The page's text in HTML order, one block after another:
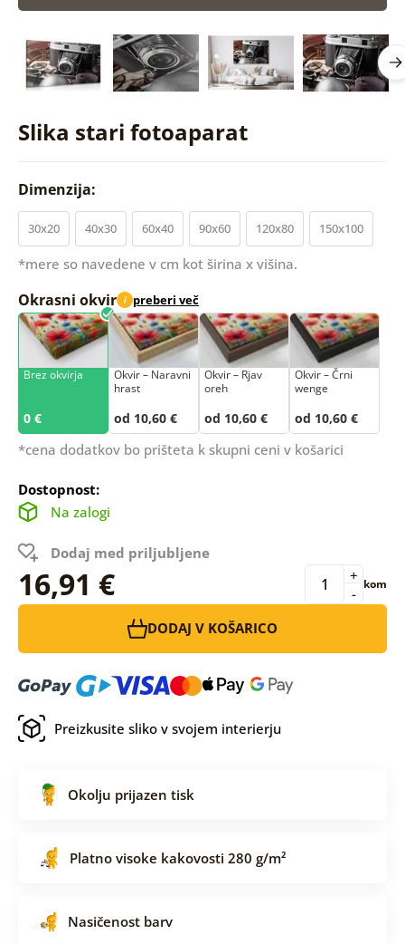
Slika stari fotoaparat
Dimenzija:
30x20 40x30 60x40 90x60 120x80 150x100
*mere so navedene v cm kot širina x višina.
Okrasni okvir i preberi več
Brez okvirja
0 €
Okvir – Naravni
hrast
od 10,60 €
Okvir – Rjav
oreh
od 10,60 €
Okvir – Črni
wenge
od 10,60 €
*cena dodatkov bo prišteta k skupni ceni v košarici
Dostopnost:
Na zalogi
Dodaj med priljubljene
16,91 € -
+ kom
DODAJ V KOŠARICO
Preizkusite sliko v svojem interierju
Okolju prijazen tisk
Platno visoke kakovosti 280 g/m²
Nasičenost barv